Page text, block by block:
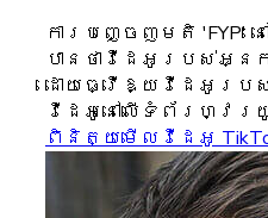
ការបញ្ចេញមតិ
បានថាវីដេអូរបស់អ្ន
ដោយធ្វើឱ្យវីដេអូរប
វីដេអូនៅលើទំព័រហ្វ
ពិនិត្យមើលវីដេអូ